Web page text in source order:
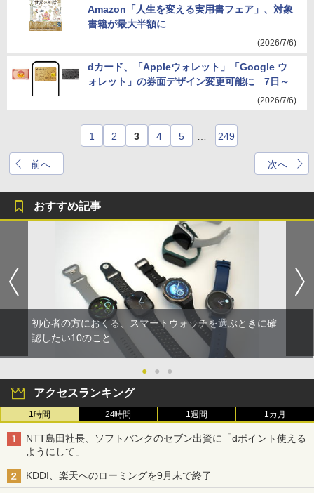
Amazon「人生を変える実用書フェア」、対象
書籍が最大半額に
(2026/7/6)
dカード、「Appleウォレット」「Google ウ
ォレット」の券面デザイン変更可能に 7日～
(2026/7/6)
前へ
1 2 3 4 5 249
次へ
おすすめ記事
初心者の方におくる、スマートウォッチを選ぶときに確
認したい10のこと
● ● ●
アクセスランキング
1時間 24時間 1週間 1カ月
NTT島田社長、ソフトバンクのセブン出資に「dポイント使える
ようにして」
KDDI、楽天へのローミングを9月末で終了